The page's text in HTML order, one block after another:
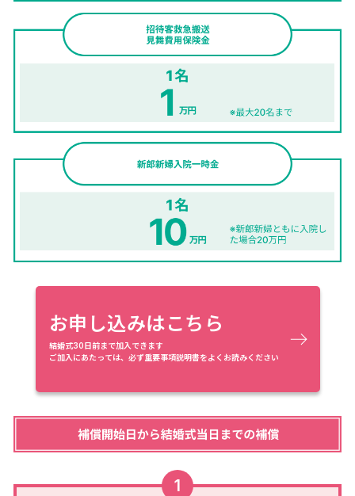
お申し込みはこちら
結婚式30日前まで加入できます
ご加入にあたっては、必ず重要事項説明書をよくお読みください
1